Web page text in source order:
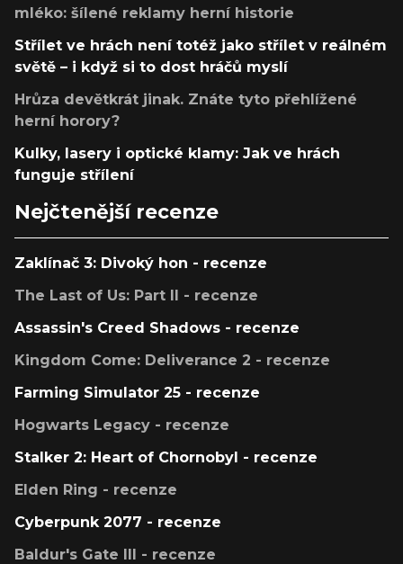
mléko: šílené reklamy herní historie
Střílet ve hrách není totéž jako střílet v reálném
světě – i když si to dost hráčů myslí
Hrůza devětkrát jinak. Znáte tyto přehlížené
herní horory?
Kulky, lasery i optické klamy: Jak ve hrách
funguje střílení
Nejčtenější recenze
Zaklínač 3: Divoký hon - recenze
The Last of Us: Part II - recenze
Assassin's Creed Shadows - recenze
Kingdom Come: Deliverance 2 - recenze
Farming Simulator 25 - recenze
Hogwarts Legacy - recenze
Stalker 2: Heart of Chornobyl - recenze
Elden Ring - recenze
Cyberpunk 2077 - recenze
Baldur's Gate III - recenze